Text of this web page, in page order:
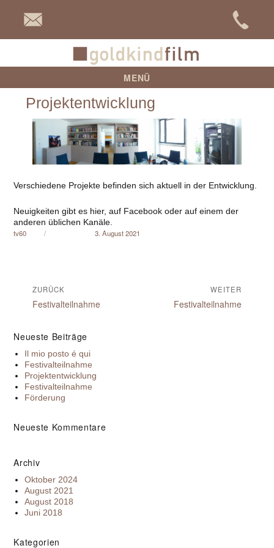
MENÜ
Projektentwicklung
Verschiedene Projekte befinden sich aktuell in der Entwicklung.
Neuigkeiten gibt es hier, auf Facebook oder auf einem der
anderen üblichen Kanäle.
Autor
tv60 Veröffentlicht am
3. August 2021
ZURÜCK
Vorheriger
Festivalteilnahme
WEITER
Festivalteilnahme
Neueste Beiträge
Il mio posto é qui
Festivalteilnahme
Projektentwicklung
Festivalteilnahme
Förderung
Neueste Kommentare
Archiv
Oktober 2024
August 2021
August 2018
Juni 2018
Kategorien